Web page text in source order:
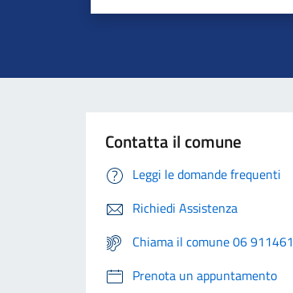
Contatta il comune
Leggi le domande frequenti
Richiedi Assistenza
Chiama il comune 06 911461
Prenota un appuntamento